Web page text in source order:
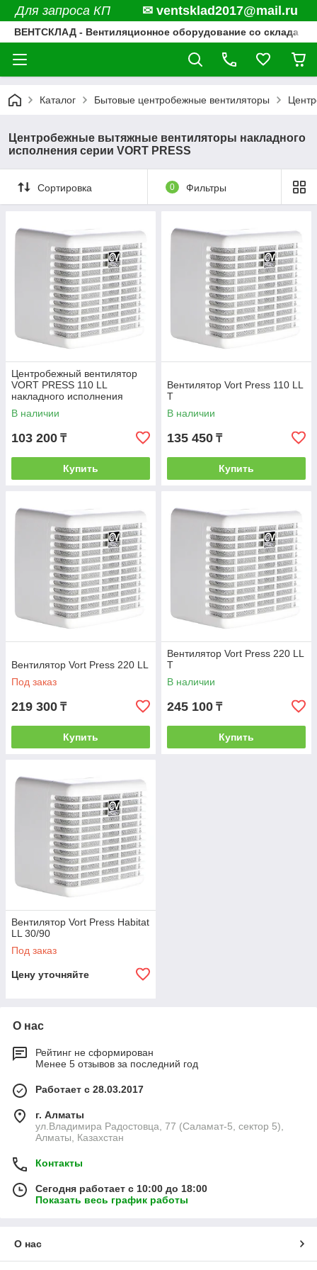
Для запроса КП ✉ ventsklad2017@mail.ru
ВЕНТСКЛАД - Вентиляционное оборудование со склада
Каталог Бытовые центробежные вентиляторы
Центробежные вытяжные вентиляторы накладного
исполнения серии VORT PRESS
Сортировка 0 Фильтры
Центробежный вентилятор
VORT PRESS 110 LL
накладного исполнения
В наличии
103 200 ₸
Купить
Вентилятор Vort Press 110 LL
T
В наличии
135 450 ₸
Купить
Вентилятор Vort Press 220 LL
Под заказ
219 300 ₸
Купить
Вентилятор Vort Press 220 LL
T
В наличии
245 100 ₸
Купить
Вентилятор Vort Press Habitat
LL 30/90
Под заказ
Цену уточняйте
О нас
Рейтинг не сформирован
Менее 5 отзывов за последний год
Работает с 28.03.2017
г. Алматы
ул.Владимира Радостовца, 77 (Саламат-5, сектор 5),
Алматы, Казахстан
Контакты
Сегодня работает с 10:00 до 18:00
Показать весь график работы
О нас